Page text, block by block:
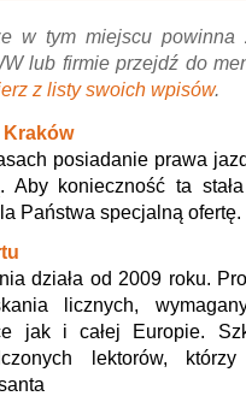
w tym miejscu powinna
lub firmie przejdź do
z listy swoich wpisów.
Kraków
posiadanie prawa
Aby konieczność ta
Państwa specjalną ofertę.
działa od 2009 roku.
licznych,
jak i całej Europie.
lektorów,